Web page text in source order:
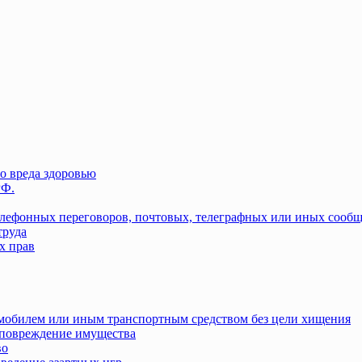
вреда здоровью
переговоров, почтовых, телеграфных или иных
прав
или иным транспортным средством без цели хищения
имущества